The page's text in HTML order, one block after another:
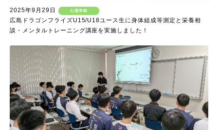
2025年9月29日 心理学科
広島ドラゴンフライズU15/U18ユース生に身体組成等測定と栄養相
談・メンタルトレーニング講座を実施しました！